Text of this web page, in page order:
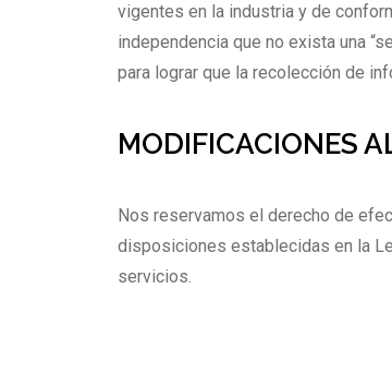
vigentes en la industria y de
independencia que no exista una
para lograr que la recolección de
MODIFICACIONES
Nos reservamos el derecho de
disposiciones establecidas en la
servicios.